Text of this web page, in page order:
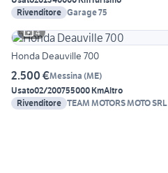
Rivenditore Garage 75
4
Honda Deauville 700
2.500 €Messina (ME)
Usato02/200755000 KmAltro
Rivenditore TEAM MOTORS MOTO SRL